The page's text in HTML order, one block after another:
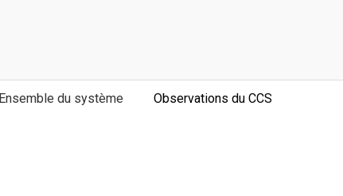
Ensemble du système Observations du CCS